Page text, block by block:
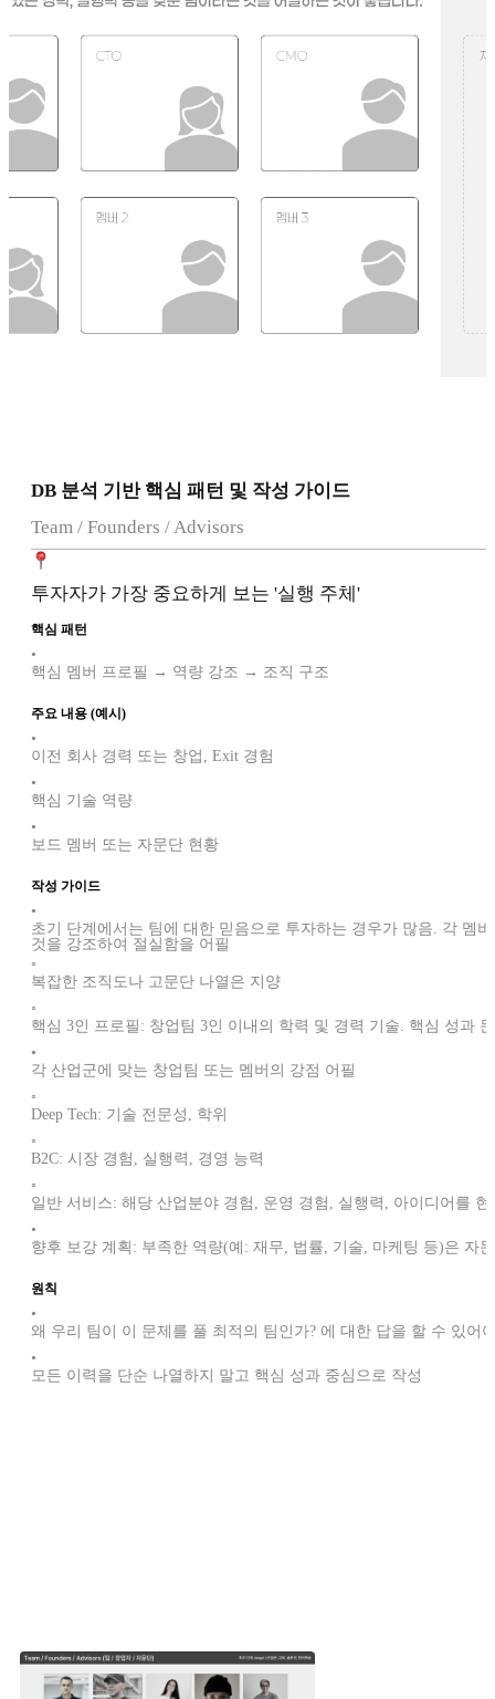
DB 분석 기반 핵심 패턴 및 작성 가이드
Team / Founders / Advisors
투자자가 가장 중요하게 보는 '실행 주체'
핵심 패턴
•
핵심 멤버 프로필 → 역량 강조 → 조직 구조
주요 내용 (예시)
•
이전 회사 경력 또는 창업, Exit 경험
•
핵심 기술 역량
•
보드 멤버 또는 자문단 현황
작성 가이드
•
초기 단계에서는 팀에 대한 믿음으로 투자하는 경우가 많음. 각 멤
것을 강조하여 절실함을 어필
◦
복잡한 조직도나 고문단 나열은 지양
◦
핵심 3인 프로필: 창업팀 3인 이내의 학력 및 경력 기술. 핵심 성과
•
각 산업군에 맞는 창업팀 또는 멤버의 강점 어필
◦
Deep Tech: 기술 전문성, 학위
◦
B2C: 시장 경험, 실행력, 경영 능력
◦
일반 서비스: 해당 산업분야 경험, 운영 경험, 실행력, 아이디어를
•
향후 보강 계획: 부족한 역량(예: 재무, 법률, 기술, 마케팅 등)은 자
원칙
•
왜 우리 팀이 이 문제를 풀 최적의 팀인가? 에 대한 답을 할 수 있어
•
모든 이력을 단순 나열하지 말고 핵심 성과 중심으로 작성